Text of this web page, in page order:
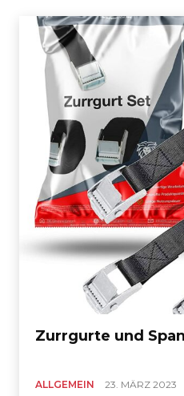
Zurrgurte und
ALLGEMEIN 23. MÄRZ 2023